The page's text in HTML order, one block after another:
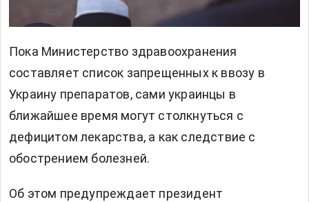
Пока Министерство здравоохранения
составляет список запрещенных к ввозу в
Украину препаратов, сами украинцы в
ближайшее время могут столкнуться с
дефицитом лекарства, а как следствие с
обострением болезней.
Об этом предупреждает президент